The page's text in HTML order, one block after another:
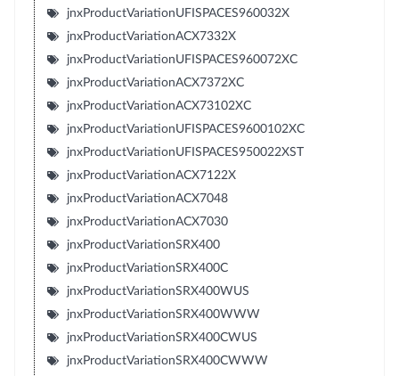
jnxProductVariationUFISPACES960032X
jnxProductVariationACX7332X
jnxProductVariationUFISPACES960072XC
jnxProductVariationACX7372XC
jnxProductVariationACX73102XC
jnxProductVariationUFISPACES9600102XC
jnxProductVariationUFISPACES950022XST
jnxProductVariationACX7122X
jnxProductVariationACX7048
jnxProductVariationACX7030
jnxProductVariationSRX400
jnxProductVariationSRX400C
jnxProductVariationSRX400WUS
jnxProductVariationSRX400WWW
jnxProductVariationSRX400CWUS
jnxProductVariationSRX400CWWW